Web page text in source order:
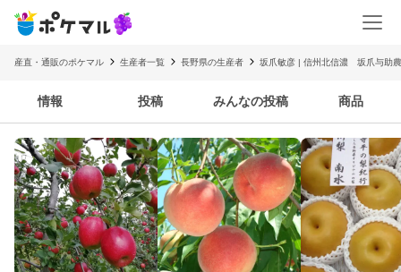
産直・通販のポケマル 生産者一覧 長野県の生産者 坂爪敏彦 | 信州北信濃 坂爪与助
情報 投稿 みんなの投稿 商品